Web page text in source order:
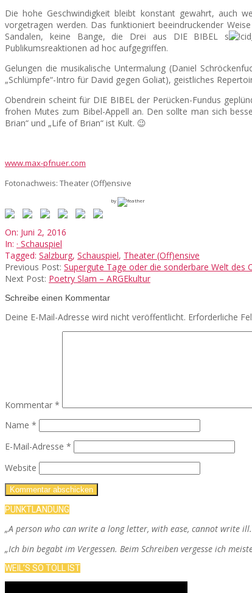
Die hohe Geschwindigkeit bleibt konstant gewahrt, auch
vorgetragen werden. Das funktioniert beeindruckender
Sandalen, keine Bange, die Drei aus DIE BIBEL s
Publikumsreaktionen ad hoc aufgegriffen.
Gelungen die musikalische Untermalung (Daniel
„Schlümpfe“-Intro für David gegen Goliat), geistliches
Obendrein scheint für DIE BIBEL der Perücken-Fundus
frohen Mutes zum Bibel-Appell an. Den sollte man sich
Brian“ und „Life of Brian“ ist Kult. 😉
www.max-pfnuer.com
Fotonachweis: Theater (Off)ensive
by
2016-
06-
02
On: Juni 2, 2016
In: · Schauspiel
Tagged: Salzburg, Schauspiel, Theater (Off)ensive
Previous Post: Supergute Tage oder die sonderbare Welt des
Next Post: Poetry Slam – ARGEkultur
Schreibe einen Kommentar
Deine E-Mail-Adresse wird nicht veröffentlicht. Erforderliche
Kommentar *
Name *
E-Mail-Adresse *
Website
PUNKTLANDUNG
„A person who can write a long letter, with ease, cannot write
„Ich bin begabt im Vergessen. Beim Schreiben vergesse ich
WEIL’S SO TOLL IST